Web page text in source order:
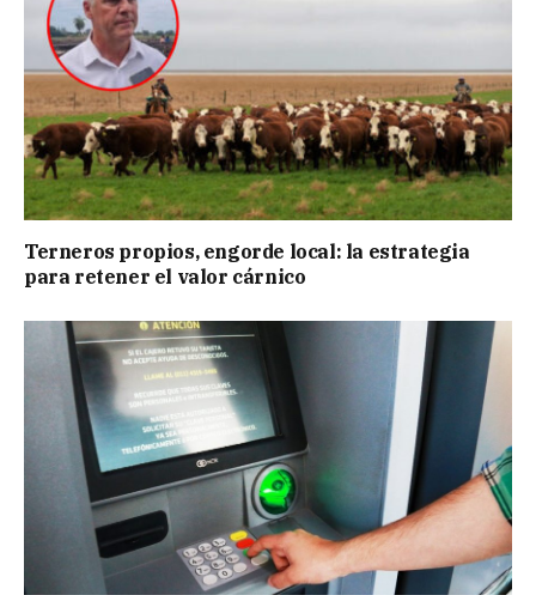
Terneros propios, engorde local: la estrategia
para retener el valor cárnico